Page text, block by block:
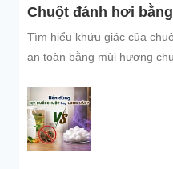
Chuột đánh hơi
Tìm hiểu khứu giác của
an toàn bằng mùi hương